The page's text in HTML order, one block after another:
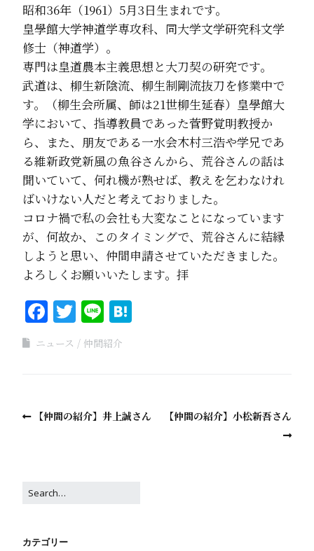
昭和36年（1961）5月3日生まれです。
皇學館大学神道学専攻科、同大学文学研究科文学
修士（神道学）。
専門は皇道農本主義思想と大刀契の研究です。
武道は、柳生新陰流、柳生制剛流抜刀を修業中で
す。（柳生会所属、師は21世柳生延春）皇學館大
学において、指導教員であった菅野覚明教授か
ら、また、朋友である一水会木村三浩や学兄であ
る維新政党新風の魚谷さんから、荒谷さんの話は
聞いていて、何れ機が熟せば、教えを乞わなけれ
ばいけない人だと考えておりました。
コロナ禍で私の会社も大変なことになっています
が、何故か、このタイミングで、荒谷さんに結縁
しようと思い、仲間申請させていただきました。
よろしくお願いいたします。拝
Facebook
Twitter
Line
ニュース 仲間紹介
【仲間の紹介】井上誠さん 【仲間の紹介】小松新吾さん
カテゴリー